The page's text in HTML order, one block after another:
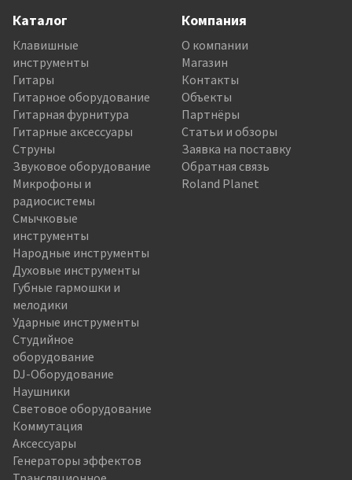
Каталог
Клавишные
инструменты
Гитары
Гитарное оборудование
Гитарная фурнитура
Гитарные аксессуары
Струны
Звуковое оборудование
Микрофоны и
радиосистемы
Смычковые
инструменты
Народные инструменты
Духовые инструменты
Губные гармошки и
мелодики
Ударные инструменты
Студийное
оборудование
DJ-Оборудование
Наушники
Световое оборудование
Коммутация
Аксессуары
Генераторы эффектов
Компания
О компании
Магазин
Контакты
Объекты
Партнёры
Статьи и обзоры
Заявка на поставку
Обратная связь
Roland Planet